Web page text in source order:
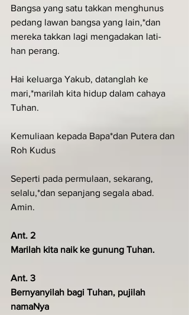
Bangsa yang satu takkan menghunus
pedang lawan bangsa yang lain,*dan
mereka takkan lagi mengadakan lati-
han perang.
Hai keluarga Yakub, datanglah ke
mari,*marilah kita hidup dalam cahaya
Tuhan.
Kemuliaan kepada Bapa*dan Putera dan
Roh Kudus
Seperti pada permulaan, sekarang,
selalu,*dan sepanjang segala abad.
Amin.
Ant. 2
Marilah kita naik ke gunung Tuhan.
Ant. 3
Bernyanyilah bagi Tuhan, pujilah
namaNya